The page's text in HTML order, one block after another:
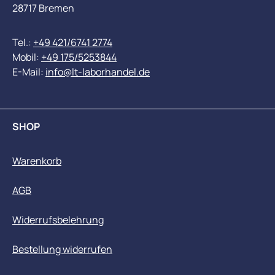
28717 Bremen
Tel.: +49 421/6741 2774
Mobil: +49 175/5253844
E-Mail: info@lt-laborhandel.de
SHOP
Warenkorb
AGB
Widerrufsbelehrung
Bestellung widerrufen